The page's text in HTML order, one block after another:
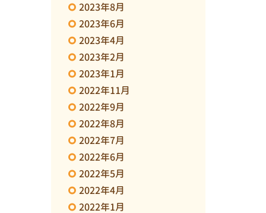
2023年8月
2023年6月
2023年4月
2023年2月
2023年1月
2022年11月
2022年9月
2022年8月
2022年7月
2022年6月
2022年5月
2022年4月
2022年1月